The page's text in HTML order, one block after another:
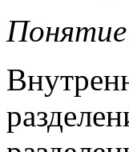
Понятие